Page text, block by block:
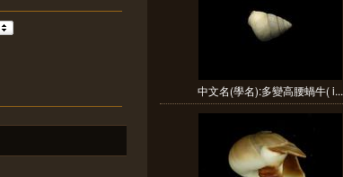
中文名(學名):多變高腰蝸牛( i...